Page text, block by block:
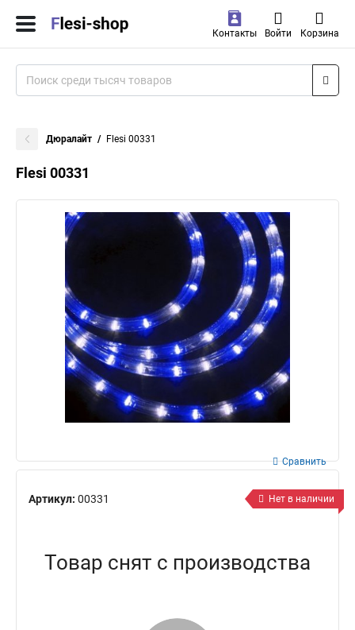
Контакты Войти Корзина
Дюралайт Flesi 00331
Flesi 00331
Артикул: 00331
Сравнить
Нет в наличии
Товар снят с производства